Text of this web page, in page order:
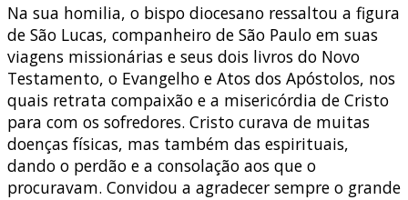
Na sua homilia, o bispo diocesano ressaltou a figura
de São Lucas, companheiro de São Paulo em suas
viagens missionárias e seus dois livros do Novo
Testamento, o Evangelho e Atos dos Apóstolos, nos
quais retrata compaixão e a misericórdia de Cristo
para com os sofredores. Cristo curava de muitas
doenças físicas, mas também das espirituais,
dando o perdão e a consolação aos que o
procuravam. Convidou a agradecer sempre o grande